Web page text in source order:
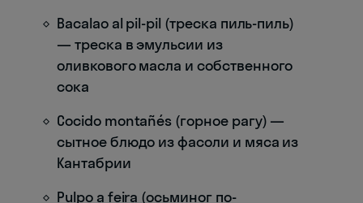
Bacalao al pil-pil (треска пиль-пиль)
— треска в эмульсии из
оливкового масла и собственного
сока
Cocido montañés (горное рагу) —
сытное блюдо из фасоли и мяса из
Кантабрии
Pulpo a feira (осьминог по-